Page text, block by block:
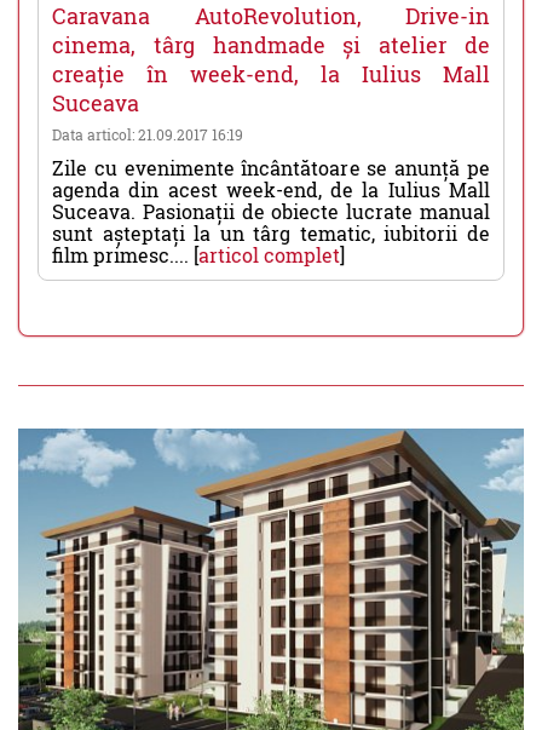
Caravana AutoRevolution, Drive-in
cinema, târg handmade și atelier de
creație în week-end, la Iulius Mall
Suceava
Data articol: 21.09.2017 16:19
Zile cu evenimente încântătoare se anunță pe
agenda din acest week-end, de la Iulius Mall
Suceava. Pasionații de obiecte lucrate manual
sunt așteptați la un târg tematic, iubitorii de
film primesc.... [articol complet]